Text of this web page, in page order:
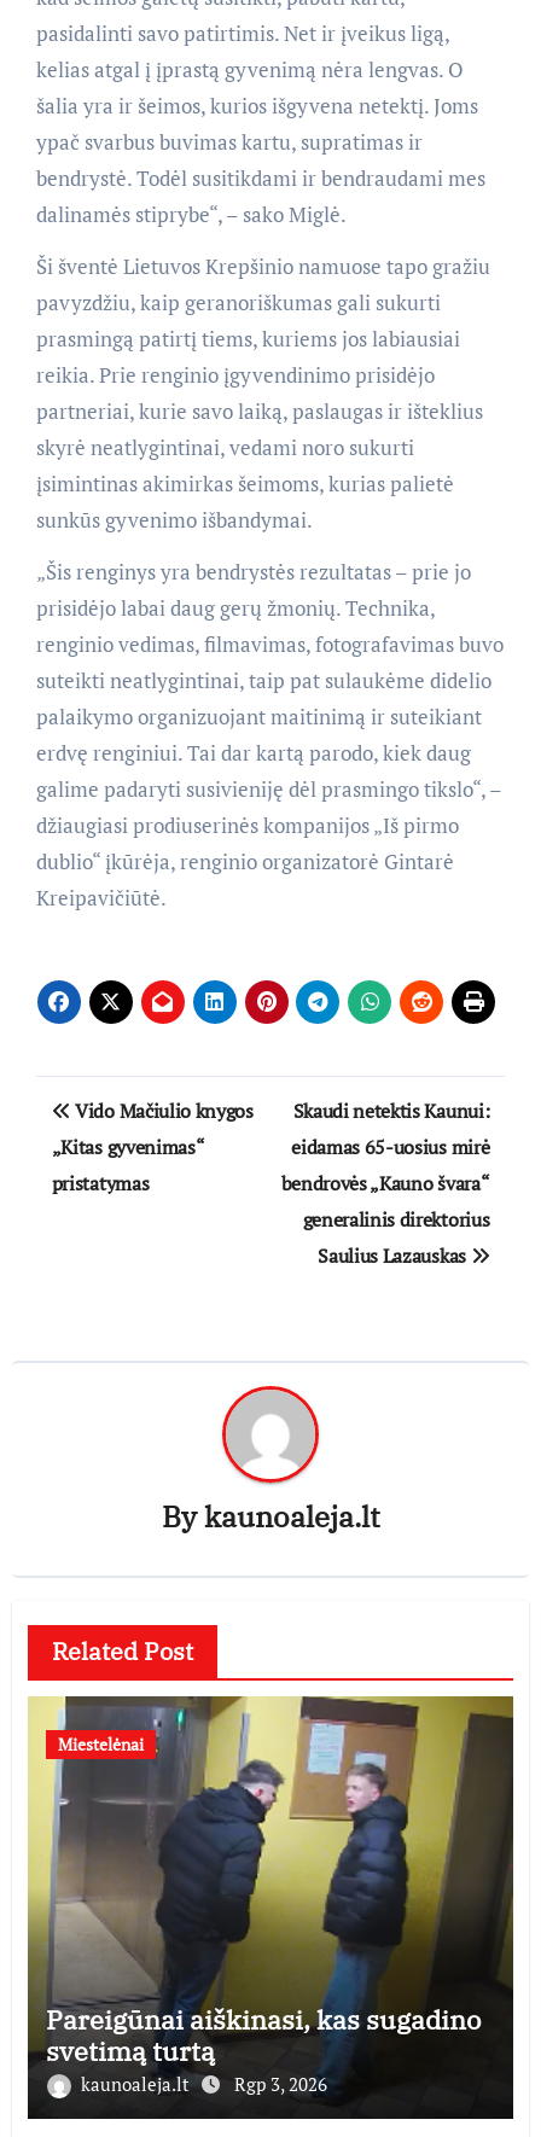
pasidalinti savo patirtimis. Net ir įveikus ligą,
kelias atgal į įprastą gyvenimą nėra lengvas. O
šalia yra ir šeimos, kurios išgyvena netektį. Joms
ypač svarbus buvimas kartu, supratimas ir
bendrystė. Todėl susitikdami ir bendraudami mes
dalinamės stiprybe“, – sako Miglė.
Ši šventė Lietuvos Krepšinio namuose tapo gražiu
pavyzdžiu, kaip geranoriškumas gali sukurti
prasmingą patirtį tiems, kuriems jos labiausiai
reikia. Prie renginio įgyvendinimo prisidėjo
partneriai, kurie savo laiką, paslaugas ir išteklius
skyrė neatlygintinai, vedami noro sukurti
įsimintinas akimirkas šeimoms, kurias palietė
sunkūs gyvenimo išbandymai.
„Šis renginys yra bendrystės rezultatas – prie jo
prisidėjo labai daug gerų žmonių. Technika,
renginio vedimas, filmavimas, fotografavimas buvo
suteikti neatlygintinai, taip pat sulaukėme didelio
palaikymo organizuojant maitinimą ir suteikiant
erdvę renginiui. Tai dar kartą parodo, kiek daug
galime padaryti susivieniję dėl prasmingo tikslo“, –
džiaugiasi prodiuserinės kompanijos „Iš pirmo
dublio“ įkūrėja, renginio organizatorė Gintarė
Kreipavičiūtė.
Navigacija
tarp
įrašų
Vido Mačiulio knygos
„Kitas gyvenimas“
pristatymas
Skaudi netektis Kaunui:
eidamas 65-uosius mirė
bendrovės „Kauno švara“
generalinis direktorius
Saulius Lazauskas
Bykaunoaleja.lt
Related Post
Miestelėnai
Pareigūnai aiškinasi, kas sugadino
svetimą turtą
kaunoaleja.lt Rgp 3, 2026